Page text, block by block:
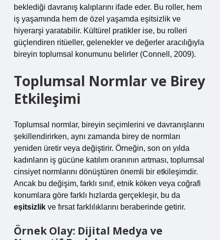
beklediği davranış kalıplarını ifade eder. Bu roller, hem
iş yaşamında hem de özel yaşamda eşitsizlik ve
hiyerarşi yaratabilir. Kültürel pratikler ise, bu rolleri
güçlendiren ritüeller, gelenekler ve değerler aracılığıyla
bireyin toplumsal konumunu belirler (Connell, 2009).
Toplumsal Normlar ve Birey
Etkileşimi
Toplumsal normlar, bireyin seçimlerini ve davranışlarını
şekillendirirken, aynı zamanda birey de normları
yeniden üretir veya değiştirir. Örneğin, son on yılda
kadınların iş gücüne katılım oranının artması, toplumsal
cinsiyet normlarını dönüştüren önemli bir etkileşimdir.
Ancak bu değişim, farklı sınıf, etnik köken veya coğrafi
konumlara göre farklı hızlarda gerçekleşir, bu da
eşitsizlik ve fırsat farklılıklarını beraberinde getirir.
Örnek Olay: Dijital Medya ve